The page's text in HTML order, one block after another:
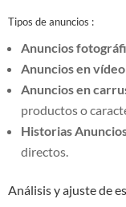
Tipos de anuncios :
Anuncios
Anuncios en vídeo
Anuncios en
productos o
Historias
directos.
Análisis y ajuste de